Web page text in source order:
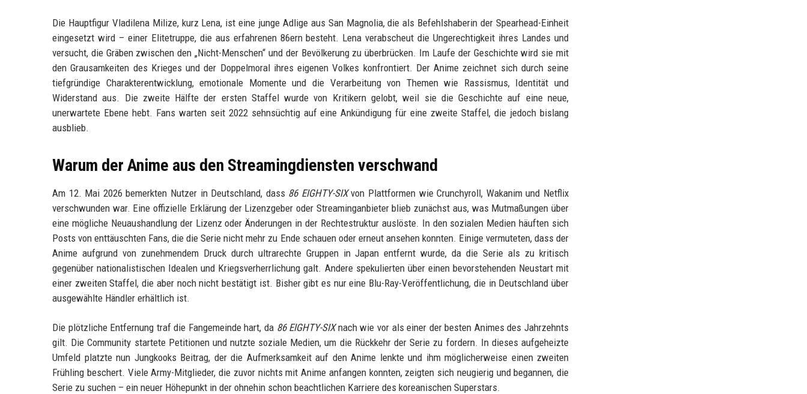
Die Hauptfigur Vladilena Milize, kurz Lena, ist eine junge Adlige aus San Magnolia, die als Befehlshaberin der Spearhead-Einheit
eingesetzt wird – einer Elitetruppe, die aus erfahrenen 86ern besteht. Lena verabscheut die Ungerechtigkeit ihres Landes und
versucht, die Gräben zwischen den „Nicht-Menschen“ und der Bevölkerung zu überbrücken. Im Laufe der Geschichte wird sie mit
den Grausamkeiten des Krieges und der Doppelmoral ihres eigenen Volkes konfrontiert. Der Anime zeichnet sich durch seine
tiefgründige Charakterentwicklung, emotionale Momente und die Verarbeitung von Themen wie Rassismus, Identität und
Widerstand aus. Die zweite Hälfte der ersten Staffel wurde von Kritikern gelobt, weil sie die Geschichte auf eine neue,
unerwartete Ebene hebt. Fans warten seit 2022 sehnsüchtig auf eine Ankündigung für eine zweite Staffel, die jedoch bislang
ausblieb.
Warum der Anime aus den Streamingdiensten verschwand
Am 12. Mai 2026 bemerkten Nutzer in Deutschland, dass 86 EIGHTY-SIXvon Plattformen wie Crunchyroll, Wakanim und Netflix
verschwunden war. Eine offizielle Erklärung der Lizenzgeber oder Streaminganbieter blieb zunächst aus, was Mutmaßungen über
eine mögliche Neuaushandlung der Lizenz oder Änderungen in der Rechtestruktur auslöste. In den sozialen Medien häuften sich
Posts von enttäuschten Fans, die die Serie nicht mehr zu Ende schauen oder erneut ansehen konnten. Einige vermuteten, dass der
Anime aufgrund von zunehmendem Druck durch ultrarechte Gruppen in Japan entfernt wurde, da die Serie als zu kritisch
gegenüber nationalistischen Idealen und Kriegsverherrlichung galt. Andere spekulierten über einen bevorstehenden Neustart mit
einer zweiten Staffel, die aber noch nicht bestätigt ist. Bisher gibt es nur eine Blu-Ray-Veröffentlichung, die in Deutschland über
ausgewählte Händler erhältlich ist.
Die plötzliche Entfernung traf die Fangemeinde hart, da 86 EIGHTY-SIXnach wie vor als einer der besten Animes des Jahrzehnts
gilt. Die Community startete Petitionen und nutzte soziale Medien, um die Rückkehr der Serie zu fordern. In dieses aufgeheizte
Umfeld platzte nun Jungkooks Beitrag, der die Aufmerksamkeit auf den Anime lenkte und ihm möglicherweise einen zweiten
Frühling beschert. Viele Army-Mitglieder, die zuvor nichts mit Anime anfangen konnten, zeigten sich neugierig und begannen, die
Serie zu suchen – ein neuer Höhepunkt in der ohnehin schon beachtlichen Karriere des koreanischen Superstars.